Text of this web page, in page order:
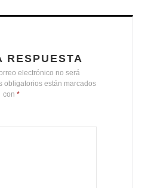
RESPUESTA
electrónico no será
obligatorios están marcados
con *